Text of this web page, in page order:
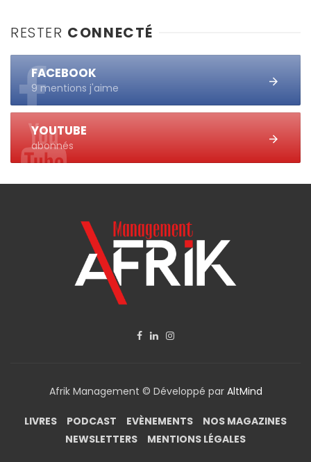
RESTER CONNECTÉ
FACEBOOK
9 mentions j'aime
YOUTUBE
abonnés
Afrik Management © Développé par AltMind
LIVRES PODCAST EVÈNEMENTS
NOS MAGAZINES
NEWSLETTERS
MENTIONS LÉGALES